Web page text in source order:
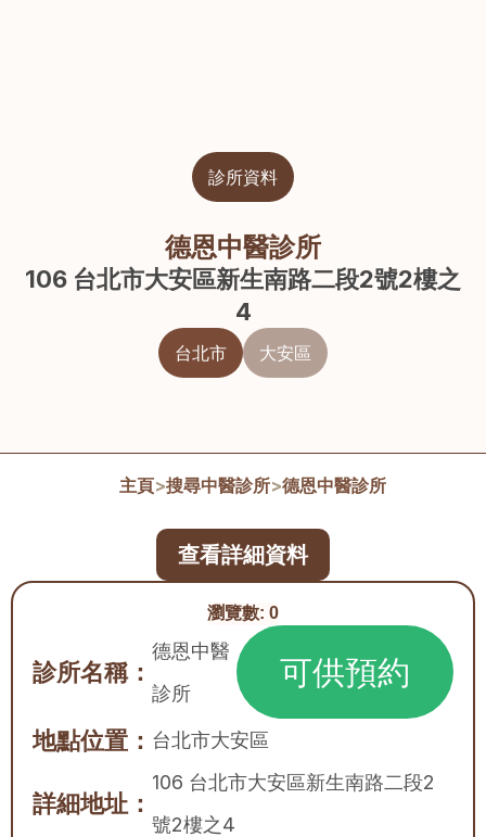
診所資料
德恩中醫診所
106 台北市大安區新生南路二段2號2樓之
4
台北市 大安區
主頁>搜尋中醫診所>德恩中醫診所
瀏覽數: 0
診所名稱：
德恩中醫
診所
可供預約
地點位置： 台北市大安區
詳細地址：
106 台北市大安區新生南路二段2
號2樓之4
查看詳細資料